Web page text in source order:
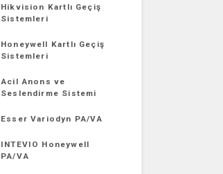
Hikvision Kartlı Geçiş
Sistemleri
Honeywell Kartlı Geçiş
Sistemleri
Acil Anons ve
Seslendirme Sistemi
Esser Variodyn PA/VA
INTEVIO Honeywell
PA/VA